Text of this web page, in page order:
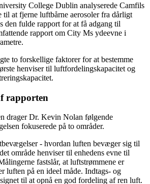
College Dublin analyserede Camfils
at fjerne luftbårne aerosoler fra dårligt
den fulde rapport for at få adgang til
rapport om City Ms ydeevne i
to forskellige faktorer for at bestemme
henviser til luftfordelingskapacitet og
rapporten
drager Dr. Kevin Nolan følgende
fokuserede på to områder.
- hvordan luften bevæger sig til
område henviser til enhedens evne til
fastslår, at luftstrømmene er
luften på en ideel måde. Indtags- og
til at opnå en god fordeling af ren luft.